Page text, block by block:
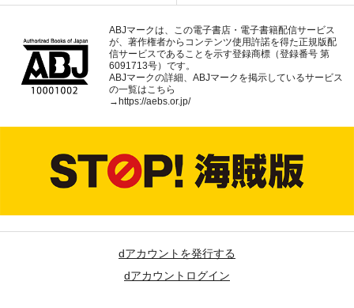
ABJマークは、この電子書店・電子書籍配信サービス
が、著作権者からコンテンツ使用許諾を得た正規版配
信サービスであることを示す登録商標（登録番号 第
6091713号）です。
ABJマークの詳細、ABJマークを掲示しているサービス
の一覧はこちら
→ https://aebs.or.jp/
dアカウントを発行する
dアカウントログイン